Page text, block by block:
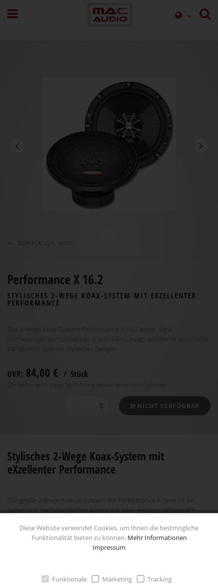
Performance X 16.2
STYLISCHES 2-WEGE KOAX-SYSTEM MIT EXZELLENTER
PERFORMANCE
UVP: 84,00 € / Stück
NICHT VERFÜGBAR
Stylisches 2-Wege Koax-System mit
eXzellenter Performance
satten und nachdrücklichen Sound mit einer leistungsfähigen IPP-
maximale Belastbarkeit ausgestattet. Damit ein natürlicher und
verzerrungsfreier Sound garantiert werden kann, sind Zentrierung und
Magnetfeld des Performance X 16.2 mit dem lasergestützten Klippel-
Wabenstrukturprägung der Membran und ein Abdeckgitter im
Diese Website verwendet Cookies, um Ihnen die bestmögliche
Funktionalität bieten zu können. Mehr Informationen
Impressum
Funktionale Marketing
Tracking